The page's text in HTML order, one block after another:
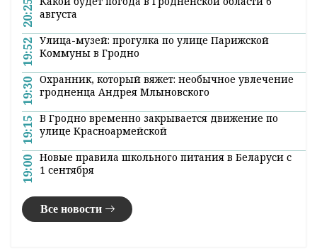
20:25 августа
19:52 Улица-музей: прогулка по улице Парижской
Коммуны в Гродно
19:30 Охранник, который вяжет: необычное увлечение
гродненца Андрея Млыновского
19:15 В Гродно временно закрывается движение по
улице Красноармейской
19:00 Новые правила школьного питания в Беларуси с
1 сентября
Все новости